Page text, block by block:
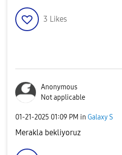
3 Likes
Anonymous
Not applicable
‎01-21-2025 01:09 PM in Galaxy S
Merakla bekliyoruz